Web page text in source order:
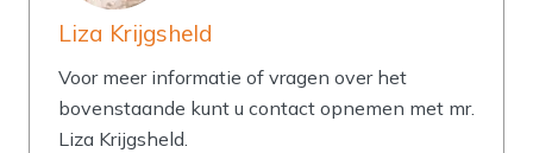
Liza Krijgsheld
Voor meer informatie of vragen over het
bovenstaande kunt u contact opnemen met mr.
Liza Krijgsheld.